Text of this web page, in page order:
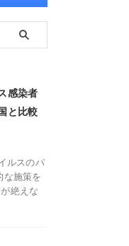
感染者
と比較
ルスのパ
な施策を
絶えな